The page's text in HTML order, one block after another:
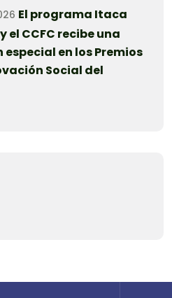
El programa Itaca
el CCFC recibe una
especial en los Premios
Social del